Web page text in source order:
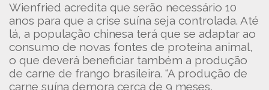
Wienfried acredita que serão necessário 10
anos para que a crise suína seja controlada. Até
lá, a população chinesa terá que se adaptar ao
consumo de novas fontes de proteína animal,
o que deverá beneficiar também a produção
de carne de frango brasileira. “A produção de
carne suína demora cerca de 9 meses,